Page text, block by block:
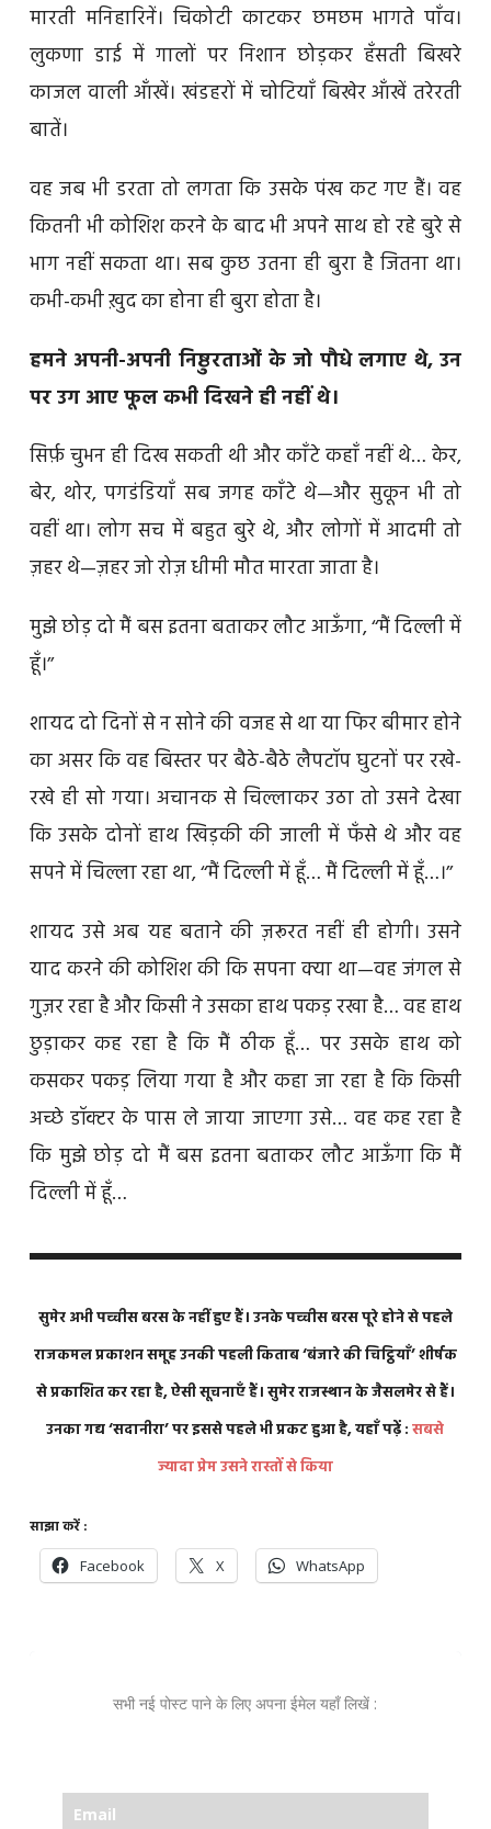
मारती मनिहारिनें। चिकोटी काटकर छमछम भागते पाँव।
लुकणा डाई में गालों पर निशान छोड़कर हँसती बिखरे
काजल वाली आँखें। खंडहरों में चोटियाँ बिखेर आँखें तरेरती
बातें।
वह जब भी डरता तो लगता कि उसके पंख कट गए हैं। वह
कितनी भी कोशिश करने के बाद भी अपने साथ हो रहे बुरे से
भाग नहीं सकता था। सब कुछ उतना ही बुरा है जितना था।
कभी-कभी ख़ुद का होना ही बुरा होता है।
हमने अपनी-अपनी निष्ठुरताओं के जो पौधे लगाए थे, उन
पर उग आए फूल कभी दिखने ही नहीं थे।
सिर्फ़ चुभन ही दिख सकती थी और काँटे कहाँ नहीं थे… केर,
बेर, थोर, पगडंडियाँ सब जगह काँटे थे—और सुकून भी तो
वहीं था। लोग सच में बहुत बुरे थे, और लोगों में आदमी तो
ज़हर थे—ज़हर जो रोज़ धीमी मौत मारता जाता है।
मुझे छोड़ दो मैं बस इतना बताकर लौट आऊँगा, ‘‘मैं दिल्ली में
हूँ।’’
शायद दो दिनों से न सोने की वजह से था या फिर बीमार होने
का असर कि वह बिस्तर पर बैठे-बैठे लैपटॉप घुटनों पर रखे-
रखे ही सो गया। अचानक से चिल्लाकर उठा तो उसने देखा
कि उसके दोनों हाथ खिड़की की जाली में फँसे थे और वह
सपने में चिल्ला रहा था, ‘‘मैं दिल्ली में हूँ… मैं दिल्ली में हूँ…।’’
शायद उसे अब यह बताने की ज़रूरत नहीं ही होगी। उसने
याद करने की कोशिश की कि सपना क्या था—वह जंगल से
गुज़र रहा है और किसी ने उसका हाथ पकड़ रखा है… वह हाथ
छुड़ाकर कह रहा है कि मैं ठीक हूँ… पर उसके हाथ को
कसकर पकड़ लिया गया है और कहा जा रहा है कि किसी
अच्छे डॉक्टर के पास ले जाया जाएगा उसे… वह कह रहा है
कि मुझे छोड़ दो मैं बस इतना बताकर लौट आऊँगा कि मैं
दिल्ली में हूँ…
सुमेर अभी पच्चीस बरस के नहीं हुए हैं। उनके पच्चीस बरस पूरे होने से पहले
राजकमल प्रकाशन समूह उनकी पहली किताब ‘बंजारे की चिट्ठियाँ’ शीर्षक
से प्रकाशित कर रहा है, ऐसी सूचनाएँ हैं। सुमेर राजस्थान के जैसलमेर से हैं।
उनका गद्य ‘सदानीरा’ पर इससे पहले भी प्रकट हुआ है, यहाँ पढ़ें :सबसे
ज्यादा प्रेम उसने रास्तों से किया
साझा करें :
Facebook X WhatsApp
सभी नई पोस्ट पाने के लिए अपना ईमेल यहाँ लिखें :